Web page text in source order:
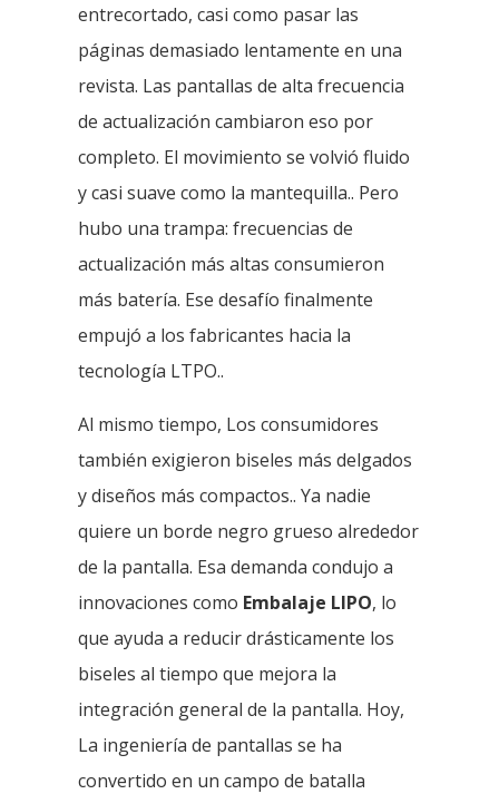
entrecortado, casi como pasar las
páginas demasiado lentamente en una
revista. Las pantallas de alta frecuencia
de actualización cambiaron eso por
completo. El movimiento se volvió fluido
y casi suave como la mantequilla.. Pero
hubo una trampa: frecuencias de
actualización más altas consumieron
más batería. Ese desafío finalmente
empujó a los fabricantes hacia la
tecnología LTPO..
Al mismo tiempo, Los consumidores
también exigieron biseles más delgados
y diseños más compactos.. Ya nadie
quiere un borde negro grueso alrededor
de la pantalla. Esa demanda condujo a
innovaciones como Embalaje LIPO, lo
que ayuda a reducir drásticamente los
biseles al tiempo que mejora la
integración general de la pantalla. Hoy,
La ingeniería de pantallas se ha
convertido en un campo de batalla